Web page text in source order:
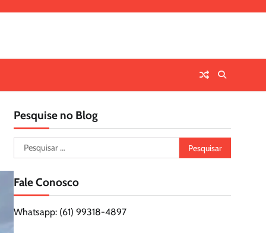
Pesquise no Blog
Pesquisar
por:
Fale Conosco
Whatsapp: (61) 99318-4897